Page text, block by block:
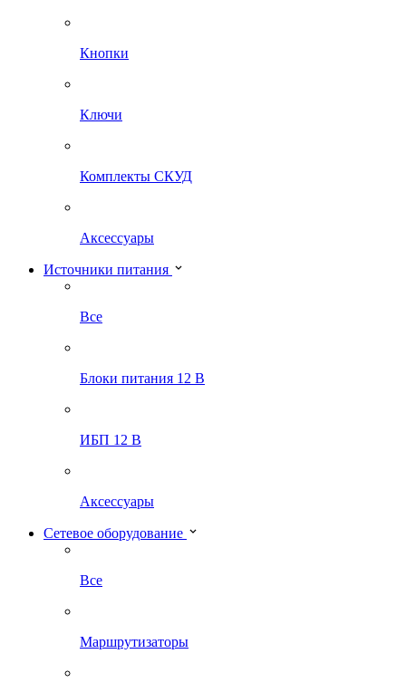
Кнопки
Ключи
Комплекты СКУД
Аксессуары
Источники питания
Все
Блоки питания 12 В
ИБП 12 В
Аксессуары
Сетевое оборудование
Все
Маршрутизаторы